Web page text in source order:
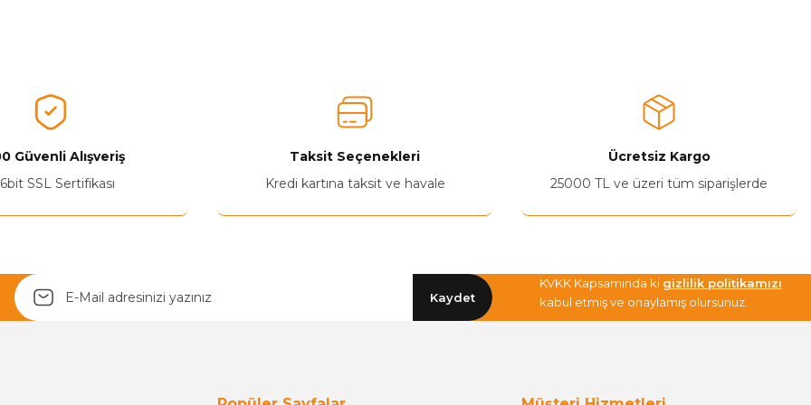
Güvenli Alışveriş
SSL Sertifikası
Taksit Seçenekleri
Kredi kartına taksit ve havale
Ücretsiz Kargo
25000 TL ve üzeri tüm siparişlerde
Kaydet
KVKK Kapsamında ki gizlilik politikamızı
kabul etmiş ve onaylamış olursunuz.